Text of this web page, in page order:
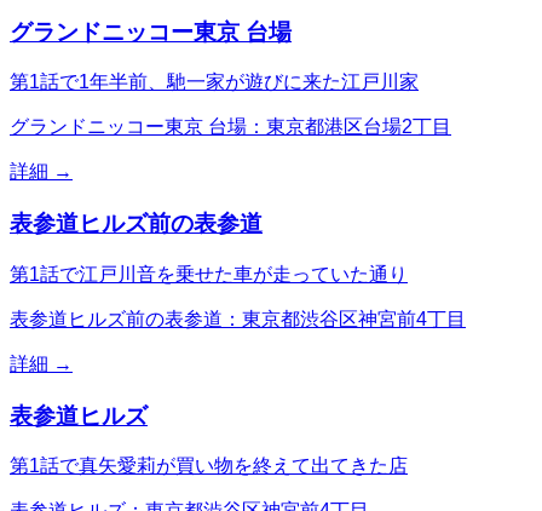
グランドニッコー東京 台場
第1話で1年半前、馳一家が遊びに来た江戸川家
グランドニッコー東京 台場：東京都港区台場2丁目
詳細 →
表参道ヒルズ前の表参道
第1話で江戸川音を乗せた車が走っていた通り
表参道ヒルズ前の表参道：東京都渋谷区神宮前4丁目
詳細 →
表参道ヒルズ
第1話で真矢愛莉が買い物を終えて出てきた店